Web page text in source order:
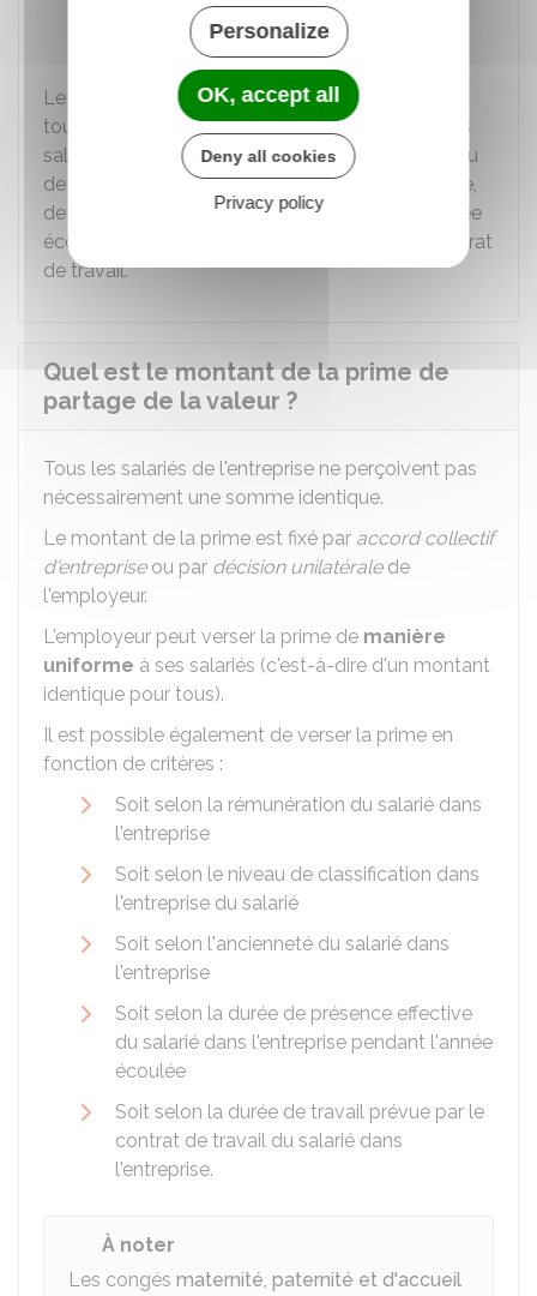
unilatérale de l'employeur instituant
Le montant de la prime peut être identique pour
tous les salariés de l'entreprise ou varier entre les
salariés en fonction de la rémunération, du niveau
de classification, de l'ancienneté dans l'entreprise,
de la durée de présence effective pendant l'année
écoulée ou de la durée de travail prévue au contrat
de travail.
Quel est le montant de la prime de
partage de la valeur ?
Tous les salariés de l'entreprise ne perçoivent pas
nécessairement une somme identique.
Le montant de la prime est fixé par accord collectif
d'entrepriseou par décision unilatéralede
l'employeur.
L'employeur peut verser la prime de manière
uniforme à ses salariés (c'est-à-dire d'un montant
identique pour tous).
Il est possible également de verser la prime en
fonction de critères :
Soit selon la rémunération du salarié dans
l'entreprise
Soit selon le niveau de classification dans
l'entreprise du salarié
Soit selon l'ancienneté du salarié dans
l'entreprise
Soit selon la durée de présence effective
du salarié dans l'entreprise pendant l'année
écoulée
Soit selon la durée de travail prévue par le
contrat de travail du salarié dans
l'entreprise.
À noter
Les congés maternité, paternité et d'accueil
Personalize
OK, accept all
Deny all cookies
Privacy policy